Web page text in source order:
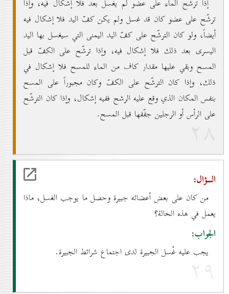
إذا ترشّح الماء على عضو لم يغسل بعد فلا إشكال فيه، وإذا
ترشّح على عضو كان قد غسل ولم يكن كفّ اليد فلا إشكال فيه
أيضاً، ولو كان الترشّح على كفّ اليد اليمنى التي سيغسل بها اليد
اليسرى بعد ذلك فلا إشكال فيه، وإذا ترشّح على الكفّ قبل
المسح وبقي عليها مقدار كاف من الماء للمسح فلا إشكال في
ذلك، وإذا كان الترشّح على الكفّ وكان مجبوراً على المسح
بنفس المكان الذي وقع عليه الرشح ففيه إشكال، وإذا كان الترشّح
على الرأس أو الرجلين جفّفها قبل المسح.
۲۸
السؤال:
من كان على بعض أعضائه جبيرة وحصل ما يوجب الغسل، ماذا
يعمل في هذه الحالة؟
الجواب:
يجب عليه غُسل الجبيرة لدى اجتماع شرائط الجبيرة.
۲۹